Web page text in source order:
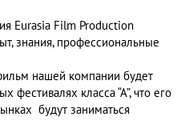
Eurasia Film Production
знания, профессиональные
нашей компании будет
фестивалях класса “А”, что его
будут заниматься